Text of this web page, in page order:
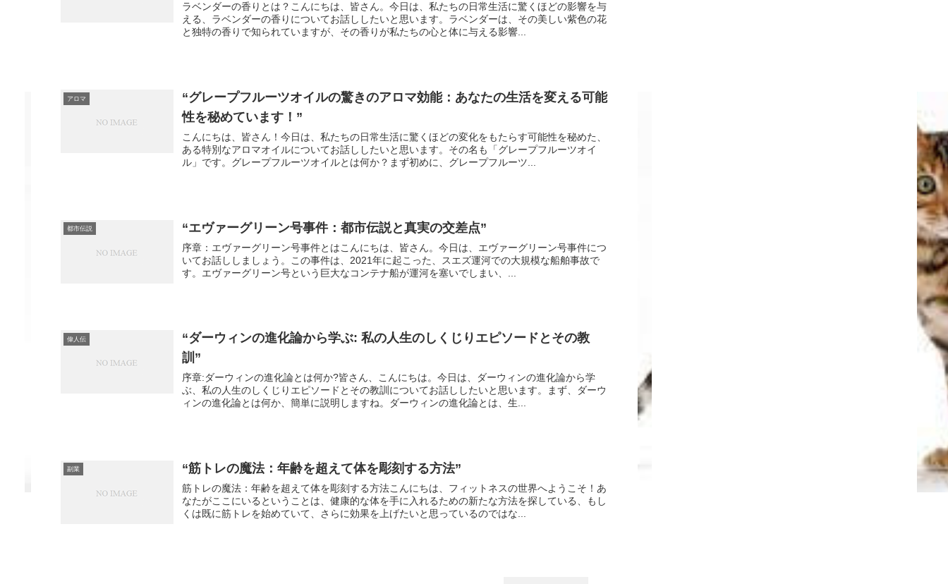
ラベンダーの香りとは？こんにちは、皆さん。今日は、私たちの日常生活に驚くほどの影響を与
える、ラベンダーの香りについてお話ししたいと思います。ラベンダーは、その美しい紫色の花
と独特の香りで知られていますが、その香りが私たちの心と体に与える影響...
アロマ
“グレープフルーツオイルの驚きのアロマ効能：あなたの生活を変える可能
性を秘めています！”
こんにちは、皆さん！今日は、私たちの日常生活に驚くほどの変化をもたらす可能性を秘めた、
ある特別なアロマオイルについてお話ししたいと思います。その名も「グレープフルーツオイ
ル」です。グレープフルーツオイルとは何か？まず初めに、グレープフルーツ...
都市伝説 “エヴァーグリーン号事件：都市伝説と真実の交差点”
序章：エヴァーグリーン号事件とはこんにちは、皆さん。今日は、エヴァーグリーン号事件につ
いてお話ししましょう。この事件は、2021年に起こった、スエズ運河での大規模な船舶事故で
す。エヴァーグリーン号という巨大なコンテナ船が運河を塞いでしまい、...
偉人伝
“ダーウィンの進化論から学ぶ: 私の人生のしくじりエピソードとその教
訓”
序章:ダーウィンの進化論とは何か?皆さん、こんにちは。今日は、ダーウィンの進化論から学
ぶ、私の人生のしくじりエピソードとその教訓についてお話ししたいと思います。まず、ダーウ
ィンの進化論とは何か、簡単に説明しますね。ダーウィンの進化論とは、生...
副業 “筋トレの魔法：年齢を超えて体を彫刻する方法”
筋トレの魔法：年齢を超えて体を彫刻する方法こんにちは、フィットネスの世界へようこそ！あ
なたがここにいるということは、健康的な体を手に入れるための新たな方法を探している、もし
くは既に筋トレを始めていて、さらに効果を上げたいと思っているのではな...